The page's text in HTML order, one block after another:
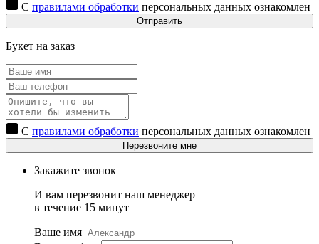
С правилами обработки персональных данных ознакомлен
Отправить
Букет на заказ
С правилами обработки персональных данных ознакомлен
Перезвоните мне
Закажите звонок
И вам перезвонит наш менеджер
в течение 15 минут
Ваше имя